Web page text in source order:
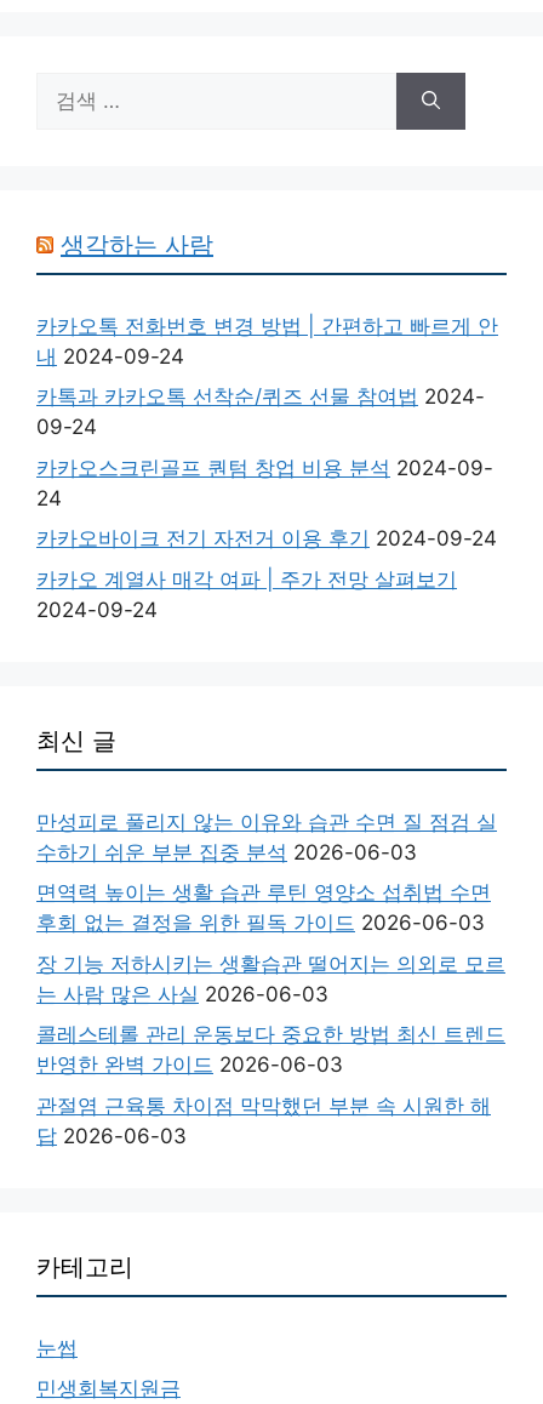
색:
생각하는 사람
카카오톡 전화번호 변경 방법 | 간편하고 빠르게 안
내 2024-09-24
카톡과 카카오톡 선착순/퀴즈 선물 참여법 2024-
09-24
카카오스크린골프 퀀텀 창업 비용 분석 2024-09-
24
카카오바이크 전기 자전거 이용 후기 2024-09-24
카카오 계열사 매각 여파 | 주가 전망 살펴보기
2024-09-24
최신 글
만성피로 풀리지 않는 이유와 습관 수면 질 점검 실
수하기 쉬운 부분 집중 분석 2026-06-03
면역력 높이는 생활 습관 루틴 영양소 섭취법 수면
후회 없는 결정을 위한 필독 가이드 2026-06-03
장 기능 저하시키는 생활습관 떨어지는 의외로 모르
는 사람 많은 사실 2026-06-03
콜레스테롤 관리 운동보다 중요한 방법 최신 트렌드
반영한 완벽 가이드 2026-06-03
관절염 근육통 차이점 막막했던 부분 속 시원한 해
답 2026-06-03
카테고리
눈썹
민생회복지원금